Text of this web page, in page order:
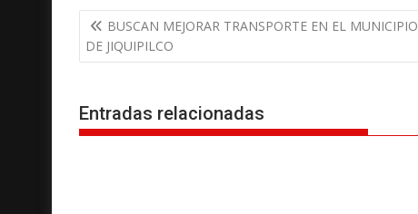
N
a
v
g
a
BUSCAN MEJORAR TRANSPORTE EN EL MUNICIPIO
DE JIQUIPILCO
Entradas relacionadas